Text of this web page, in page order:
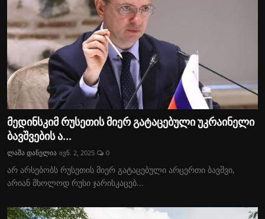
მედინსკიმ რუსეთის მიერ გატაცებული უკრაინელი
ბავშვების ა...
ლაშა დანელია ივნ. 2, 2025 0
არ არსებობს რუსეთის მიერ გატაცებული არცერთი ბავშვი,
არიან მხოლოდ რუსი ჯარისკაცებ...